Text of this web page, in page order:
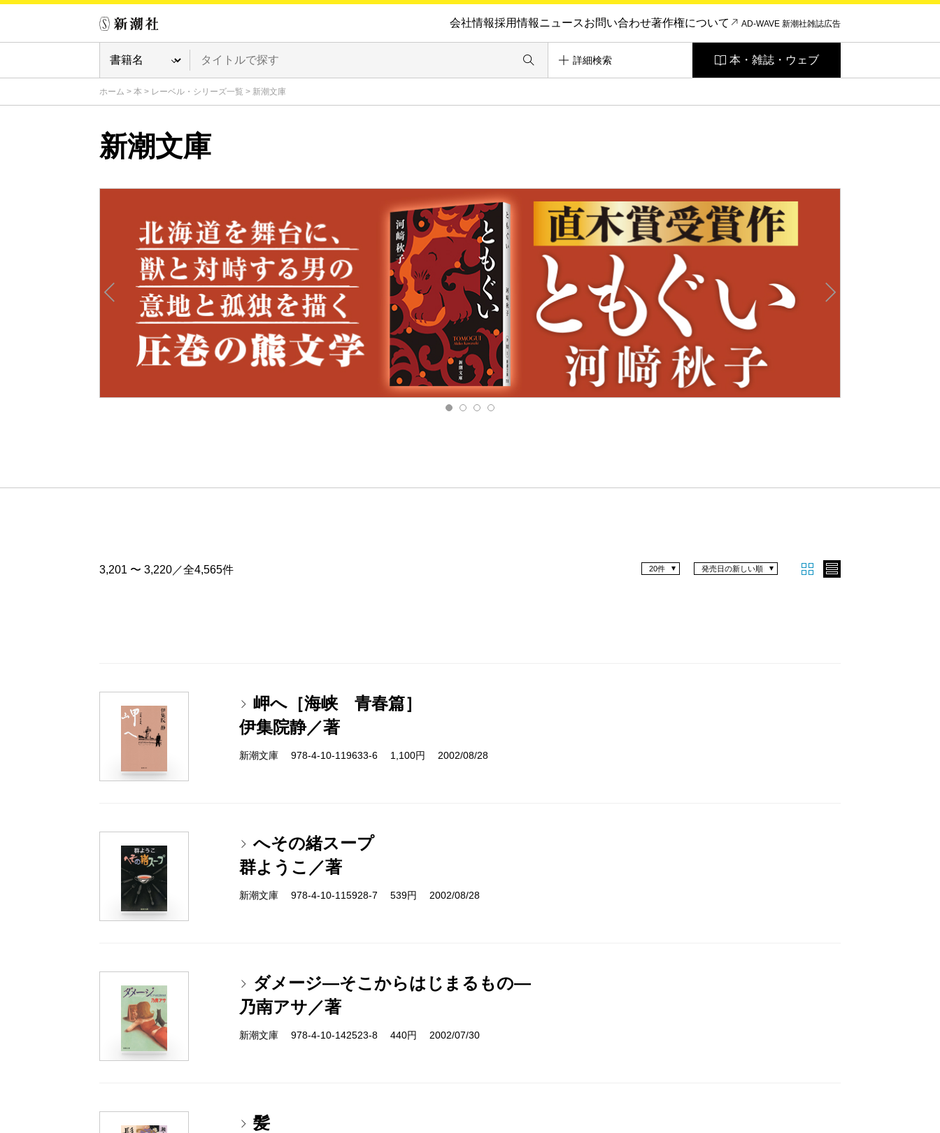
会社情報採用情報ニュースお問い合わせ著作権について AD-WAVE 新潮社雑誌広告
詳細検索 本・雑誌・ウェブ
ホーム > 本 > レーベル・シリーズ一覧 > 新潮文庫
新潮文庫
3,201 〜 3,220／全4,565件 発売日の新しい順
20件
岬へ［海峡 青春篇］
伊集院静／著
新潮文庫 978-4-10-119633-6 1,100円 2002/08/28
へその緒スープ
群ようこ／著
新潮文庫 978-4-10-115928-7 539円 2002/08/28
ダメージ―そこからはじまるもの―
乃南アサ／著
新潮文庫 978-4-10-142523-8 440円 2002/07/30
髪